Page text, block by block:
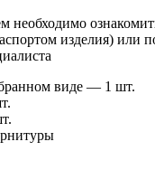
необходимо
изделия) или
виде — 1 шт.